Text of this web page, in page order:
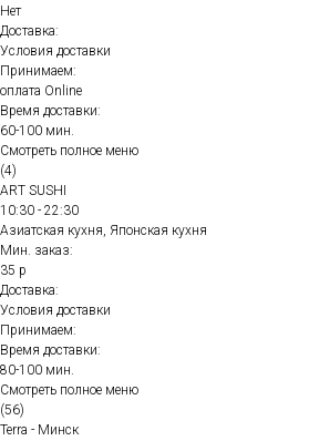
Нет
Доставка:
Условия доставки
Принимаем:
оплата Online
Время доставки:
60-100 мин.
Смотреть полное меню
(4)
ART SUSHI
10:30 - 22:30
Азиатская кухня, Японская кухня
Мин. заказ:
35 р
Доставка:
Условия доставки
Принимаем:
Время доставки:
80-100 мин.
Смотреть полное меню
(56)
Terra - Минск